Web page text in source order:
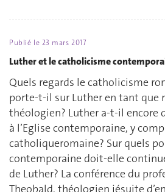
Publié le 23 mars 2017
Luther et le catholicisme
Quels regards le catholicisme
porte-t-il sur Luther en tant que
théologien? Luther a-t-il encore
à l’Eglise contemporaine, y
catholiqueromaine? Sur quels
contemporaine doit-elle
de Luther? La conférence du